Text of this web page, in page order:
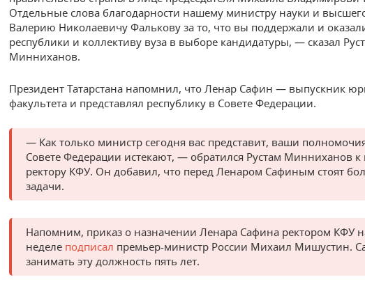
Отдельные слова благодарности нашему министру науки и
Валерию Николаевичу Фалькову за то, что вы поддержали и
республики и коллективу вуза в выборе кандидатуры, — сказал
Минниханов.
Президент Татарстана напомнил, что Ленар Сафин — выпускник
факультета и представлял республику в Совете Федерации.
— Как только министр сегодня вас представит, ваши
Совете Федерации истекают, — обратился Рустам Минниханов
ректору КФУ. Он добавил, что перед Ленаром Сафиным стоят
задачи.
Напомним, приказ о назначении Ленара Сафина ректором КФУ
неделе подписал премьер-министр России Михаил Мишустин.
занимать эту должность пять лет.